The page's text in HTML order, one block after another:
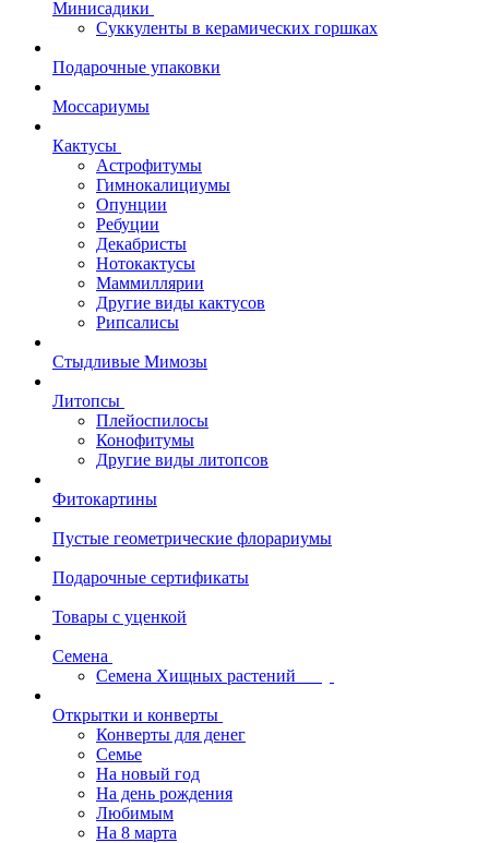
Минисадики
Суккуленты в керамических горшках
Подарочные упаковки
Моссариумы
Кактусы
Астрофитумы
Гимнокалициумы
Опунции
Ребуции
Декабристы
Нотокактусы
Маммиллярии
Другие виды кактусов
Рипсалисы
Стыдливые Мимозы
Литопсы
Плейоспилосы
Конофитумы
Другие виды литопсов
Фитокартины
Пустые геометрические флорариумы
Подарочные сертификаты
Товары с уценкой
Семена
Семена Хищных растений
Открытки и конверты
Конверты для денег
Семье
На новый год
На день рождения
Любимым
На 8 марта